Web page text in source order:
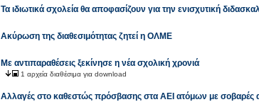
Τα ιδιωτικά σχολεία θα αποφασίζουν για την ενισχυτική
Ακύρωση της διαθεσιμότητας ζητεί η ΟΛΜΕ
Με αντιπαραθέσεις ξεκίνησε η νέα σχολική χρονιά
1 αρχεία διαθέσιμα για download
Αλλαγές στο καθεστώς πρόσβασης στα ΑΕΙ ατόμων με σοβαρές